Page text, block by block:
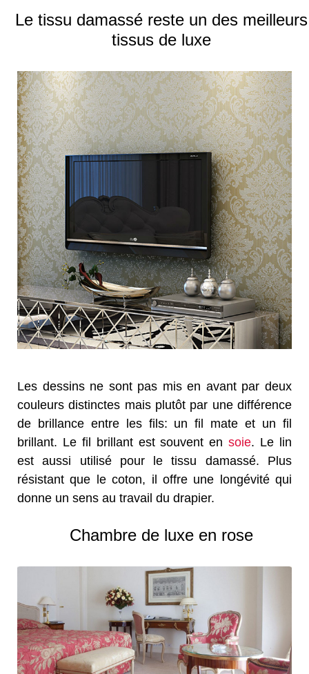
Le tissu damassé reste un des meilleurs
tissus de luxe
Les dessins ne sont pas mis en avant par deux
couleurs distinctes mais plutôt par une différence
de brillance entre les fils: un fil mate et un fil
brillant. Le fil brillant est souvent ensoie. Le lin
est aussi utilisé pour le tissu damassé. Plus
résistant que le coton, il offre une longévité qui
donne un sens au travail du drapier.
Chambre de luxe en rose